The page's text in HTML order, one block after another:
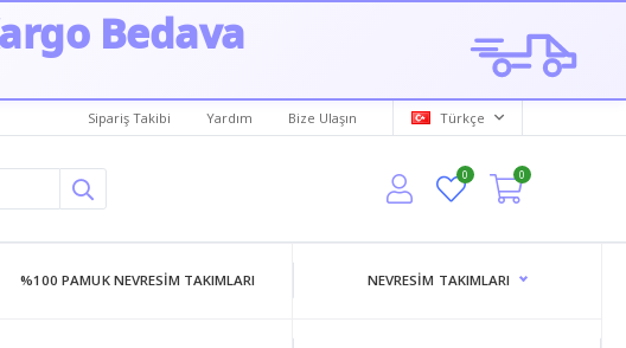
Bedava
Sipariş Takibi Yardım Bize Ulaşın Türkçe
0 0
%100 PAMUK NEVRESIM TAKIMLARI NEVRESIM TAKIMLARI